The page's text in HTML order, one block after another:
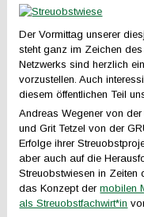
Der Vormittag unserer
steht ganz im Zeichen
Netzwerks sind herzlich
vorzustellen. Auch
diesem öffentlichen Teil
Andreas Wegener von
und Grit Tetzel von der
Erfolge ihrer
aber auch auf die
Streuobstwiesen in Zeiten
das Konzept dermobilen
als Streuobstfachwirt*in